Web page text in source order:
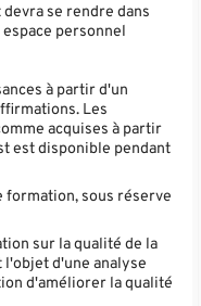
se rendre dans
personnel
à partir d'un
Les
acquises à partir
est disponible pendant
formation, sous réserve
sur la qualité de la
d'une analyse
d'améliorer la qualité